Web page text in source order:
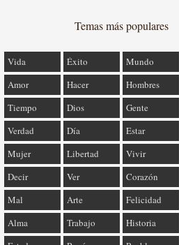
Temas más populares
Vida Éxito Mundo
Amor
Hacer Hombres
Tiempo
Dios Gente
Verdad
Día Estar
Mujer
Libertad Vivir
Decir
Ver Corazón
Mal
Arte Felicidad
Alma
Trabajo Historia